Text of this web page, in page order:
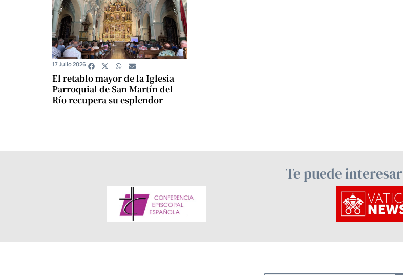
El retablo mayor de la Iglesia
Parroquial de San Martín del
Río recupera su esplendor
17 Julio 2026
Te puede interesar